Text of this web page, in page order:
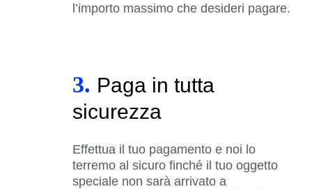
l’importo massimo che desideri pagare.
3. Paga in tutta
sicurezza
Effettua il tuo pagamento e noi lo
terremo al sicuro finché il tuo oggetto
speciale non sarà arrivato a